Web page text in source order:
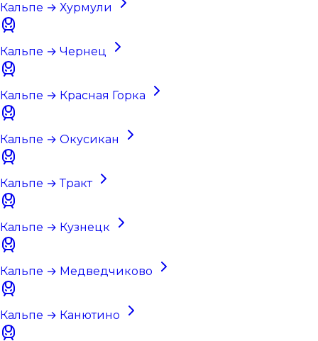
Кальпе → Хурмули
Кальпе → Чернец
Кальпе → Красная Горка
Кальпе → Окусикан
Кальпе → Тракт
Кальпе → Кузнецк
Кальпе → Медведчиково
Кальпе → Канютино